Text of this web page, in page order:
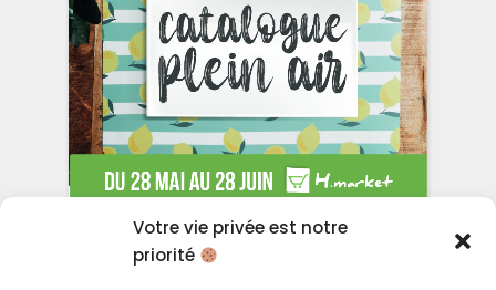
Votre vie privée est notre
priorité